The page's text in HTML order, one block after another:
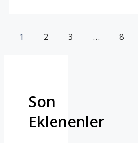
1 2 3 … 8
Son
Eklenenler